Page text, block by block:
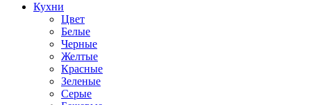
Кухни
Цвет
Белые
Черные
Желтые
Красные
Зеленые
Серые